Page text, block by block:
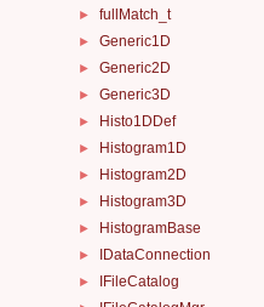
► fullMatch_t
► Generic1D
► Generic2D
► Generic3D
► Histo1DDef
► Histogram1D
► Histogram2D
► Histogram3D
► HistogramBase
► IDataConnection
► IFileCatalog